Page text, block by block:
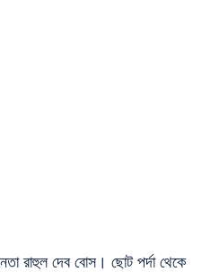
রাহুল দেব বোস। ছোট পর্দা থেকে